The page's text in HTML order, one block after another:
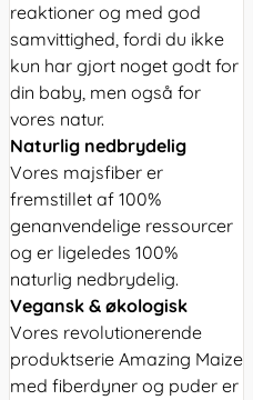
reaktioner og med god
samvittighed, fordi du ikke
kun har gjort noget godt for
din baby, men også for
vores natur.
Naturlig nedbrydelig
Vores majsfiber er
fremstillet af 100%
genanvendelige ressourcer
og er ligeledes 100%
naturlig nedbrydelig.
Vegansk & økologisk
Vores revolutionerende
produktserie Amazing Maize
med fiberdyner og puder er